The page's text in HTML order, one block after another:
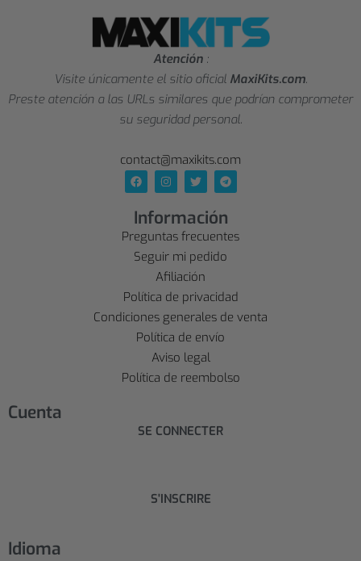
Atención :
Visite únicamente el sitio oficial MaxiKits.com.
Preste atención a las URLs similares que podrían comprometer
su seguridad personal.
contact@maxikits.com
Información
Preguntas frecuentes
Seguir mi pedido
Afiliación
Política de privacidad
Condiciones generales de venta
Política de envío
Aviso legal
Política de reembolso
Cuenta
SE CONNECTER
S'INSCRIRE
Idioma